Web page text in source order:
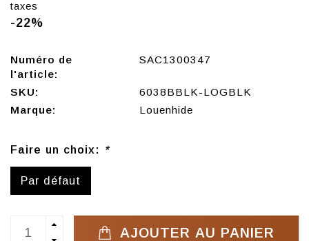
taxes
-22%
Numéro de
l'article:
SAC1300347
SKU:
6038BBLK-LOGBLK
Marque:
Louenhide
Faire un choix: *
Par défaut
AJOUTER AU PANIER